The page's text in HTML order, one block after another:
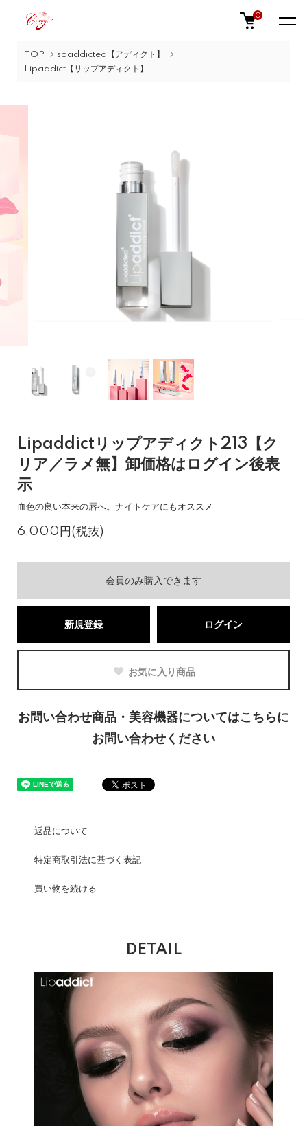
0
TOP
soaddicted【アディクト】
Lipaddict【リップアディクト】
Lipaddictリップアディクト213【ク
リア／ラメ無】卸価格はログイン後表
示
血色の良い本来の唇へ。ナイトケアにもオススメ
6,000円(税抜)
会員のみ購入できます
新規登録 ログイン
お気に入り商品
お問い合わせ商品・美容機器についてはこちらに
お問い合わせください
返品について
特定商取引法に基づく表記
買い物を続ける
DETAIL